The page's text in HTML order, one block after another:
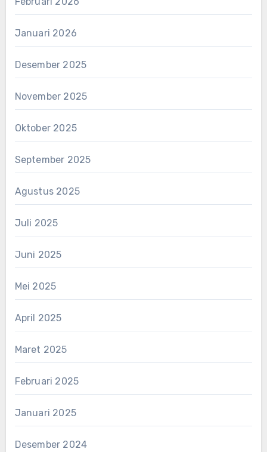
Januari 2026
Desember 2025
November 2025
Oktober 2025
September 2025
Agustus 2025
Juli 2025
Juni 2025
Mei 2025
April 2025
Maret 2025
Februari 2025
Januari 2025
Desember 2024